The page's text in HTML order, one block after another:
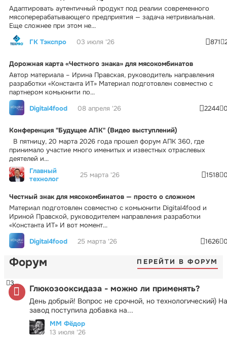
Адаптировать аутентичный продукт под реалии современного
мясоперерабатывающего предприятия — задача нетривиальная.
Еще сложнее при этом не...
ГК Тэкспро
03 июля '26 871
Дорожная карта «Честного знака» для мясокомбинатов
Автор материала – Ирина Правская, руководитель направления
разработки «Константа ИТ» Материал подготовлен совместно с
партнером комьюнити по...
Digital4food
08 апреля '26 2244
Конференция "Будущее АПК" (Видео выступлений)
В пятницу, 20 марта 2026 года прошел форум АПК 360, где
принимало участие много именитых и известных отраслевых
деятелей и...
Главный
технолог
25 марта '26 1518
Честный знак для мясокомбинатов — просто о сложном
Материал подготовлен совместно с комьюнити Digital4food и
Ириной Правской, руководителем направления разработки
«Константа ИТ» И вот момент...
Digital4food
25 марта '26 1626
Форум ПЕРЕЙТИ В ФОРУМ
Глюкозооксидаза - можно ли применять?
День добрый! Вопрос не срочной, но технологический) На
завод поступила добавка на...
3
ММ Фёдор
13 июля '26